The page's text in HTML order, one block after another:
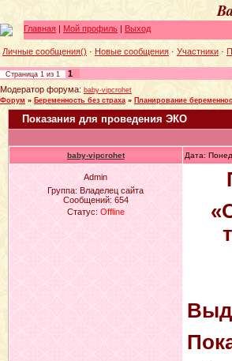
Главная | Мой профиль | Выход
Личные сообщения() · Новые сообщения · Участники ·
Страница 1 из 1
1
Модератор форума: baby-vipcrohet
Форум » Беременность без страха » Планирование
Показания для проведения ЭКО
baby-vipcrohet Дата:
Admin
Группа: Владелец сайта
Сообщений: 654
Статус: Offline